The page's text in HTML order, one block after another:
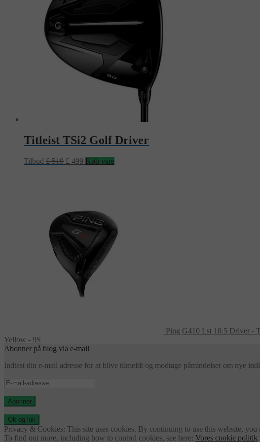
Titleist TSi2 Golf Driver
Tilbud £519 £ 499 Køb vare
Ping G410 Lst 10.5 Driver -
Yellow - 9S
Abonner på blog via e-mail
Indtast din e-mail adresse for at blive tilmeldt og modtage påmindelser om nye
E-
mail-
adresse
Abonnér
Privacy & Cookies: This site uses cookies. By continuing to use this website, you
To find out more, including how to control cookies, see here: Vores cookie politik